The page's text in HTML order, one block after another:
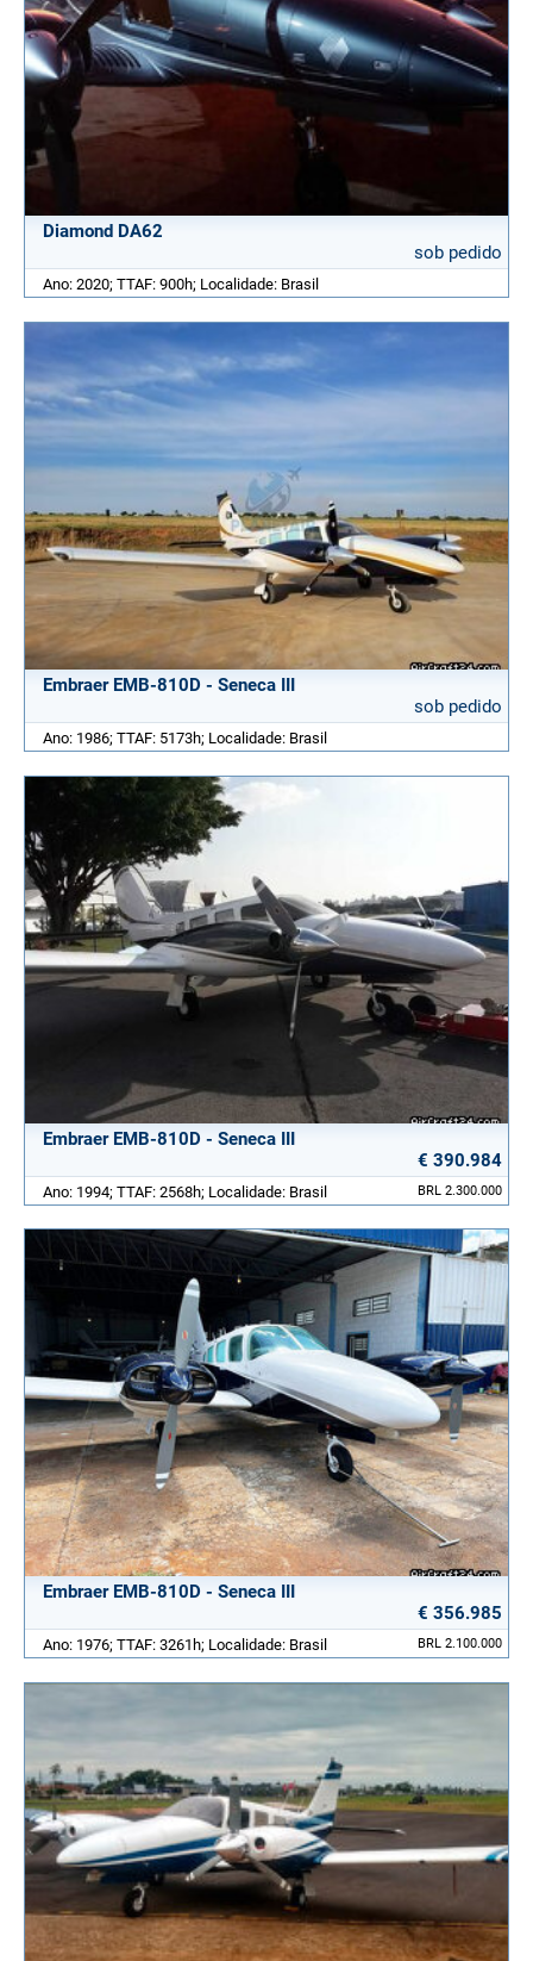
Diamond DA62
sob pedido
Ano: 2020; TTAF: 900h; Localidade: Brasil
Embraer EMB-810D - Seneca III
sob pedido
Ano: 1986; TTAF: 5173h; Localidade: Brasil
Embraer EMB-810D - Seneca III
€ 390.984
BRL 2.300.000
Ano: 1994; TTAF: 2568h; Localidade: Brasil
Embraer EMB-810D - Seneca III
€ 356.985
BRL 2.100.000
Ano: 1976; TTAF: 3261h; Localidade: Brasil